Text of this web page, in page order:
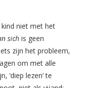
niet met het
sich is geen
zijn het probleem,
om met alle
‘diep lezen’ te